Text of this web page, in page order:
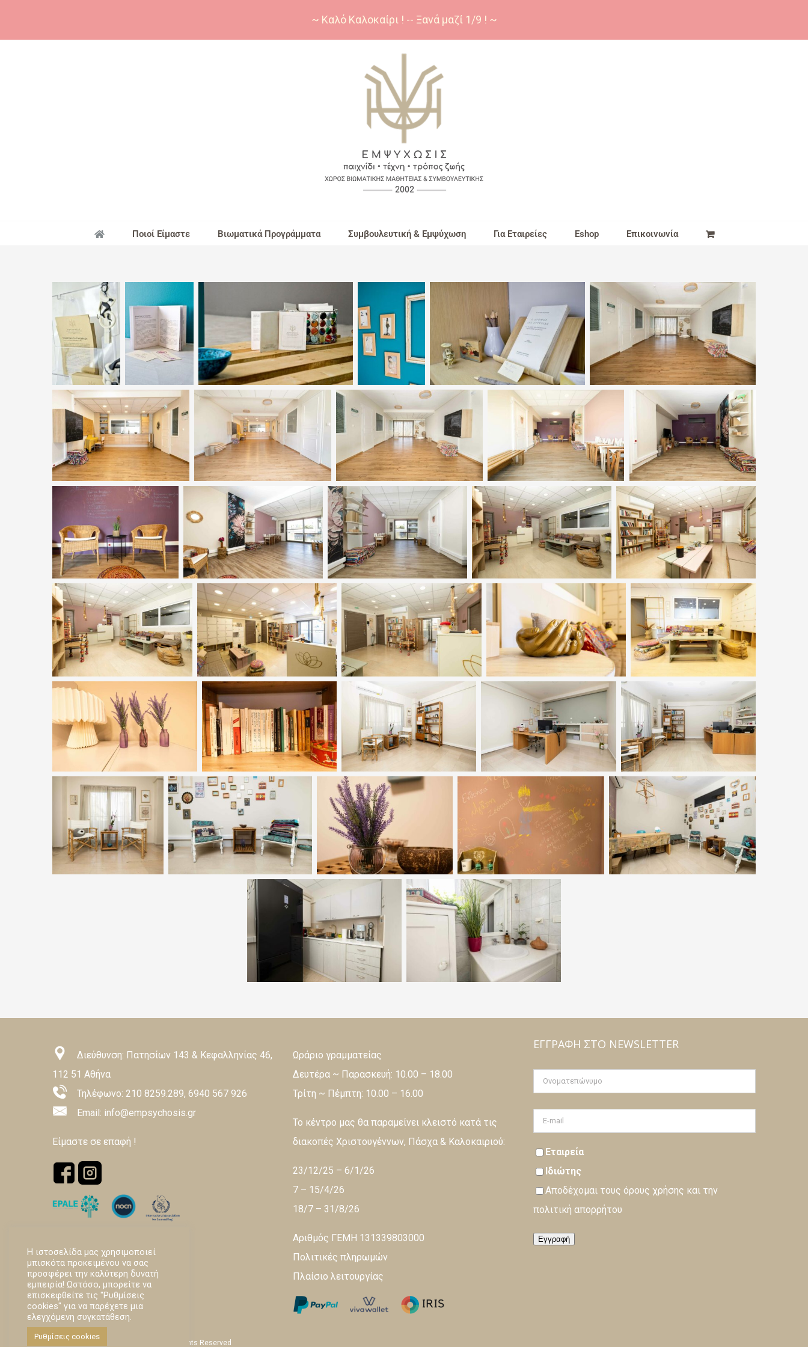
Ποιοί Είμαστε Βιωματικά Προγράμματα Συμβουλευτική & Εμψύχωση Για Εταιρείες Eshop Επικοινωνία
Διεύθυνση: Πατησίων 143 & Κεφαλληνίας 46,
112 51 Αθήνα
Τηλέφωνο: 210 8259.289, 6940 567 926
Email: info@empsychosis.gr
Είμαστε σε επαφή !
Ωράριο γραμματείας
Δευτέρα ~ Παρασκευή: 10.00 – 18.00
Τρίτη ~ Πέμπτη: 10.00 – 16.00
Το κέντρο μας θα παραμείνει κλειστό κατά τις
διακοπές Χριστουγέννων, Πάσχα & Καλοκαιριού:
23/12/25 – 6/1/26
7 – 15/4/26
18/7 – 31/8/26
Αριθμός ΓΕΜΗ 131339803000
Πολιτικές πληρωμών
Πλαίσιο λειτουργίας
ΕΓΓΡΑΦΉ ΣΤΟ NEWSLETTER
Εταιρεία
Ιδιώτης
Αποδέχομαι τους όρους χρήσης και την
πολιτική απορρήτου
Εγγραφή
Empsychosis © Copyright - 2026 | All Rights Reserved
Η ιστοσελίδα μας χρησιμοποιεί
μπισκότα προκειμένου να σας
προσφέρει την καλύτερη δυνατή
εμπειρία! Ωστόσο, μπορείτε να
επισκεφθείτε τις "Ρυθμίσεις
cookies" για να παρέχετε μια
ελεγχόμενη συγκατάθεση.
Ρυθμίσεις cookies
~ Καλό Καλοκαίρι ! -- Ξανά μαζί 1/9 ! ~